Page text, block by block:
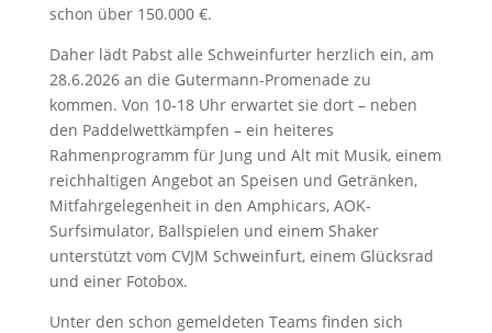
schon über 150.000 €.
Daher lädt Pabst alle Schweinfurter herzlich ein, am
28.6.2026 an die Gutermann-Promenade zu
kommen. Von 10-18 Uhr erwartet sie dort – neben
den Paddelwettkämpfen – ein heiteres
Rahmenprogramm für Jung und Alt mit Musik, einem
reichhaltigen Angebot an Speisen und Getränken,
Mitfahrgelegenheit in den Amphicars, AOK-
Surfsimulator, Ballspielen und einem Shaker
unterstützt vom CVJM Schweinfurt, einem Glücksrad
und einer Fotobox.
Unter den schon gemeldeten Teams finden sich